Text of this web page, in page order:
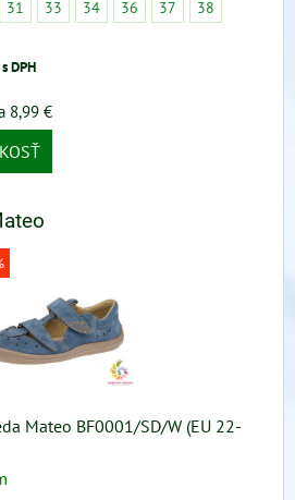
31 33 34 36 37 38
s DPH
8,99 €
Mateo BF0001/SD/W (EU 22-